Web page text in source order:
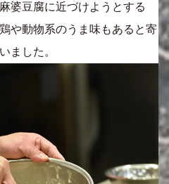
婆豆腐に近づけようとする
や動物系のうま味もあると寄
ました。